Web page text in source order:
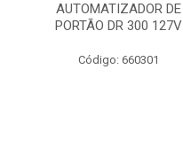
AUTOMATIZADOR DE
PORTÃO DR 300 127V
Código: 660301